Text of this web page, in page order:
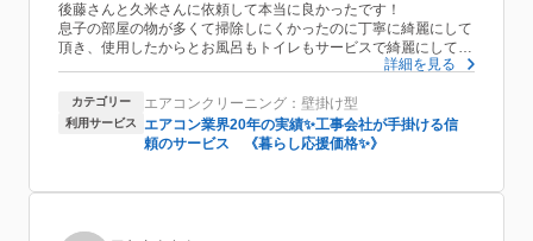
後藤さんと久米さんに依頼して本当に良かったです！
息子の部屋の物が多くて掃除しにくかったのに丁寧に綺麗にして
頂き、使用したからとお風呂もトイレもサービスで綺麗にして下
いのかと思うくらいでした。
詳細を見る
カテゴリー エアコンクリーニング：壁掛け型
利用サービス
エアコン業界20年の実績✨工事会社が手掛ける信
頼のサービス 《暮らし応援価格✨》